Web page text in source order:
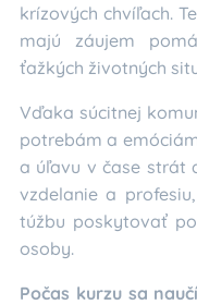
krízových chvíľach.
majú záujem
ťažkých životných
Vďaka súcitnej
potrebám a
a úľavu v čase strát
vzdelanie a
túžbu poskytovať
osoby.
Počas kurzu sa